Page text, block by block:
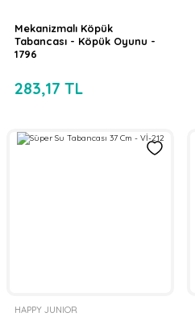
Mekanizmalı Köpük
Tabancası - Köpük Oyunu -
1796
283,17 TL
HAPPY JUNIOR